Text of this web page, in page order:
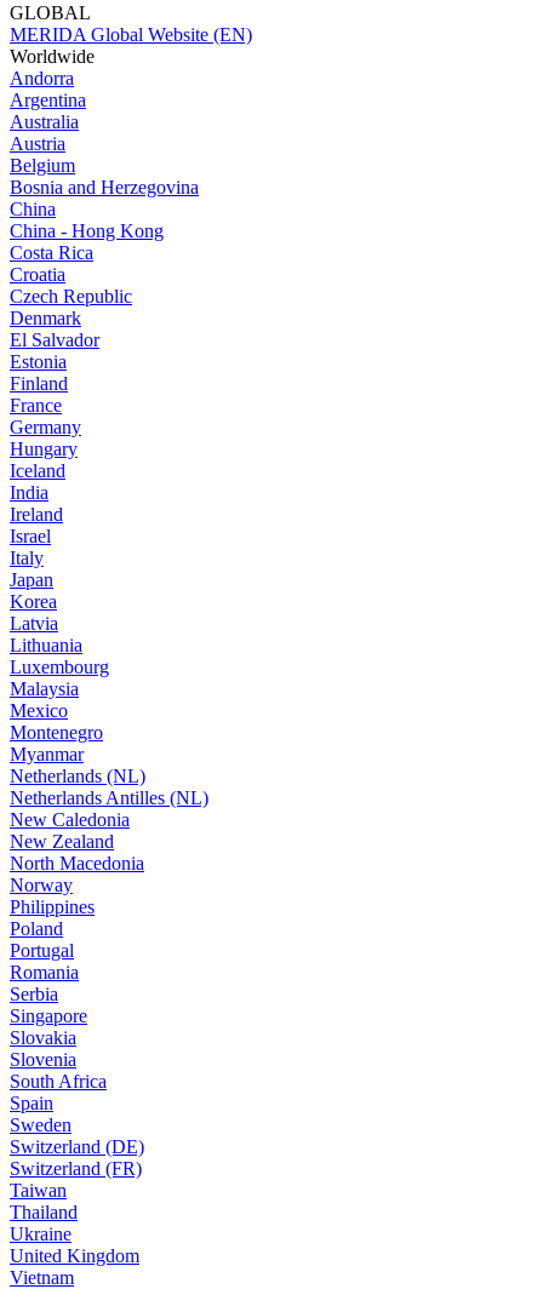
GLOBAL
MERIDA Global Website (EN)
Worldwide
Andorra
Argentina
Australia
Austria
Belgium
Bosnia and Herzegovina
China
China - Hong Kong
Costa Rica
Croatia
Czech Republic
Denmark
El Salvador
Estonia
Finland
France
Germany
Hungary
Iceland
India
Ireland
Israel
Italy
Japan
Korea
Latvia
Lithuania
Luxembourg
Malaysia
Mexico
Montenegro
Myanmar
Netherlands (NL)
Netherlands Antilles (NL)
New Caledonia
New Zealand
North Macedonia
Norway
Philippines
Poland
Portugal
Romania
Serbia
Singapore
Slovakia
Slovenia
South Africa
Spain
Sweden
Switzerland (DE)
Switzerland (FR)
Taiwan
Thailand
Ukraine
United Kingdom
Vietnam